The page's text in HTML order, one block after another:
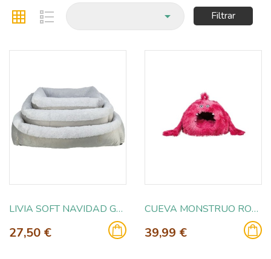
 Filtrar
LIVIA SOFT NAVIDAD GRIS 40X60CM
27,50 €
CUEVA MONSTRUO ROSA 46X33X46CM
39,99 €